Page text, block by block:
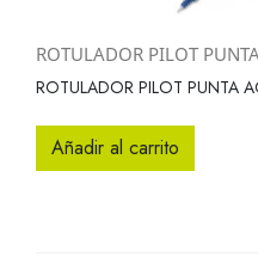
ROTULADOR PILOT
ROTULADOR PILOT PUNTA
Añadir al carrito